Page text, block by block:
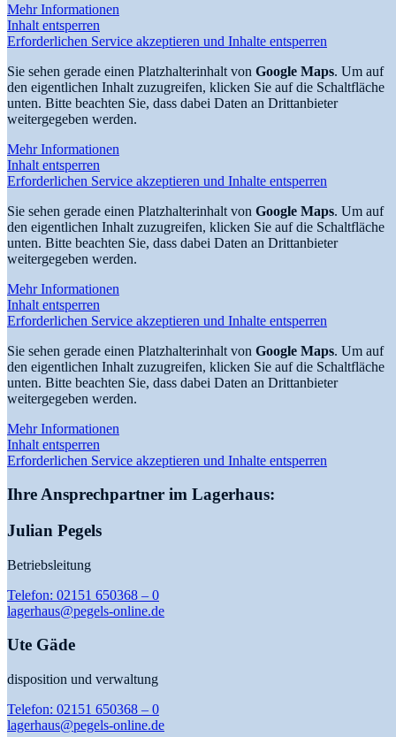
Mehr Informationen
Inhalt entsperren
Erforderlichen Service akzeptieren und Inhalte entsperren
Sie sehen gerade einen Platzhalterinhalt von Google Maps. Um auf
den eigentlichen Inhalt zuzugreifen, klicken Sie auf die Schaltfläche
unten. Bitte beachten Sie, dass dabei Daten an Drittanbieter
weitergegeben werden.
Mehr Informationen
Inhalt entsperren
Erforderlichen Service akzeptieren und Inhalte entsperren
Sie sehen gerade einen Platzhalterinhalt von Google Maps. Um auf
den eigentlichen Inhalt zuzugreifen, klicken Sie auf die Schaltfläche
unten. Bitte beachten Sie, dass dabei Daten an Drittanbieter
weitergegeben werden.
Mehr Informationen
Inhalt entsperren
Erforderlichen Service akzeptieren und Inhalte entsperren
Sie sehen gerade einen Platzhalterinhalt von Google Maps. Um auf
den eigentlichen Inhalt zuzugreifen, klicken Sie auf die Schaltfläche
unten. Bitte beachten Sie, dass dabei Daten an Drittanbieter
weitergegeben werden.
Mehr Informationen
Inhalt entsperren
Erforderlichen Service akzeptieren und Inhalte entsperren
Ihre Ansprechpartner im Lagerhaus:
Julian Pegels
Betriebsleitung
Telefon: 02151 650368 – 0
lagerhaus@pegels-online.de
Ute Gäde
disposition und verwaltung
Telefon: 02151 650368 – 0
lagerhaus@pegels-online.de